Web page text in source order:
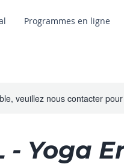
Programmes en ligne
veuillez nous contacter
- Yoga